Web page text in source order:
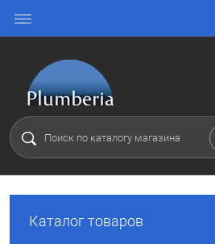
Каталог товаров